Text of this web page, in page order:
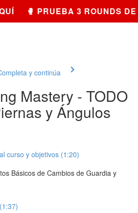
🥊 PRUEBA 3 ROUNDS
y continúa
Mastery - TODO
y Ángulos
curso y objetivos (1:20)
Básicos de Cambios de Guardia y